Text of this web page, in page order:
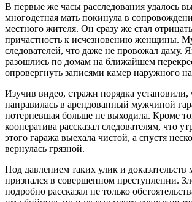
В первые же часы расследования удалось
многодетная мать покинула в
местного жителя. Он сразу же стал
причастность к исчезновению женщины.
следователей, что даже не провожал даму.
разошлись по домам на ближайшем
опровергнуть записями камер наружного
Изучив видео, стражи порядка установили,
направилась в арендованный мужчиной
потерпевшая больше не выходила. Кроме
кооператива рассказал следователям, что
этого гаража выехала чистой, а спустя
вернулась грязной.
Под давлением таких улик и доказательств
признался в совершенном преступлении.
подробно рассказал не только